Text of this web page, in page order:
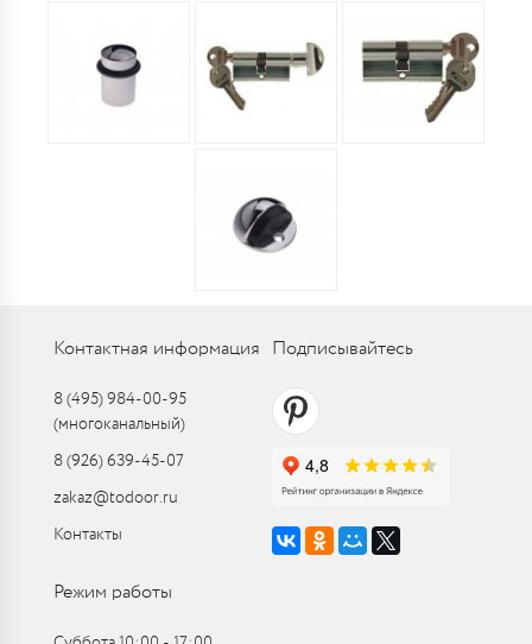
Контактная информация
8 (495) 984-00-95
(многоканальный)
8 (926) 639-45-07
zakaz@todoor.ru
Контакты
Подписывайтесь
Режим работы